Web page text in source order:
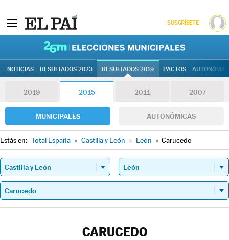
SUSCRÍBETE
NOTICIAS RESULTADOS 2023 RESULTADOS 2019 PACTOS
2019 2015 2011 2007
MUNICIPALES AUTONÓMICAS
Estás en: Total España » Castilla y León » León » Carucedo
CARUCEDO